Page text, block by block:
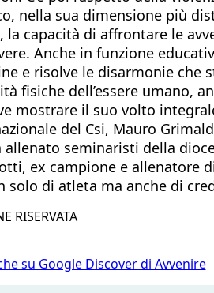
nella sua dimensione più
la capacità di affrontare le
Anche in funzione
e risolve le disarmonie che
fisiche dell’essere umano,
mostrare il suo volto
del Csi, Mauro
allenato seminaristi della
ex campione e allenatore
solo di atleta ma anche di
RISERVATA
su Google Discover di Avvenire